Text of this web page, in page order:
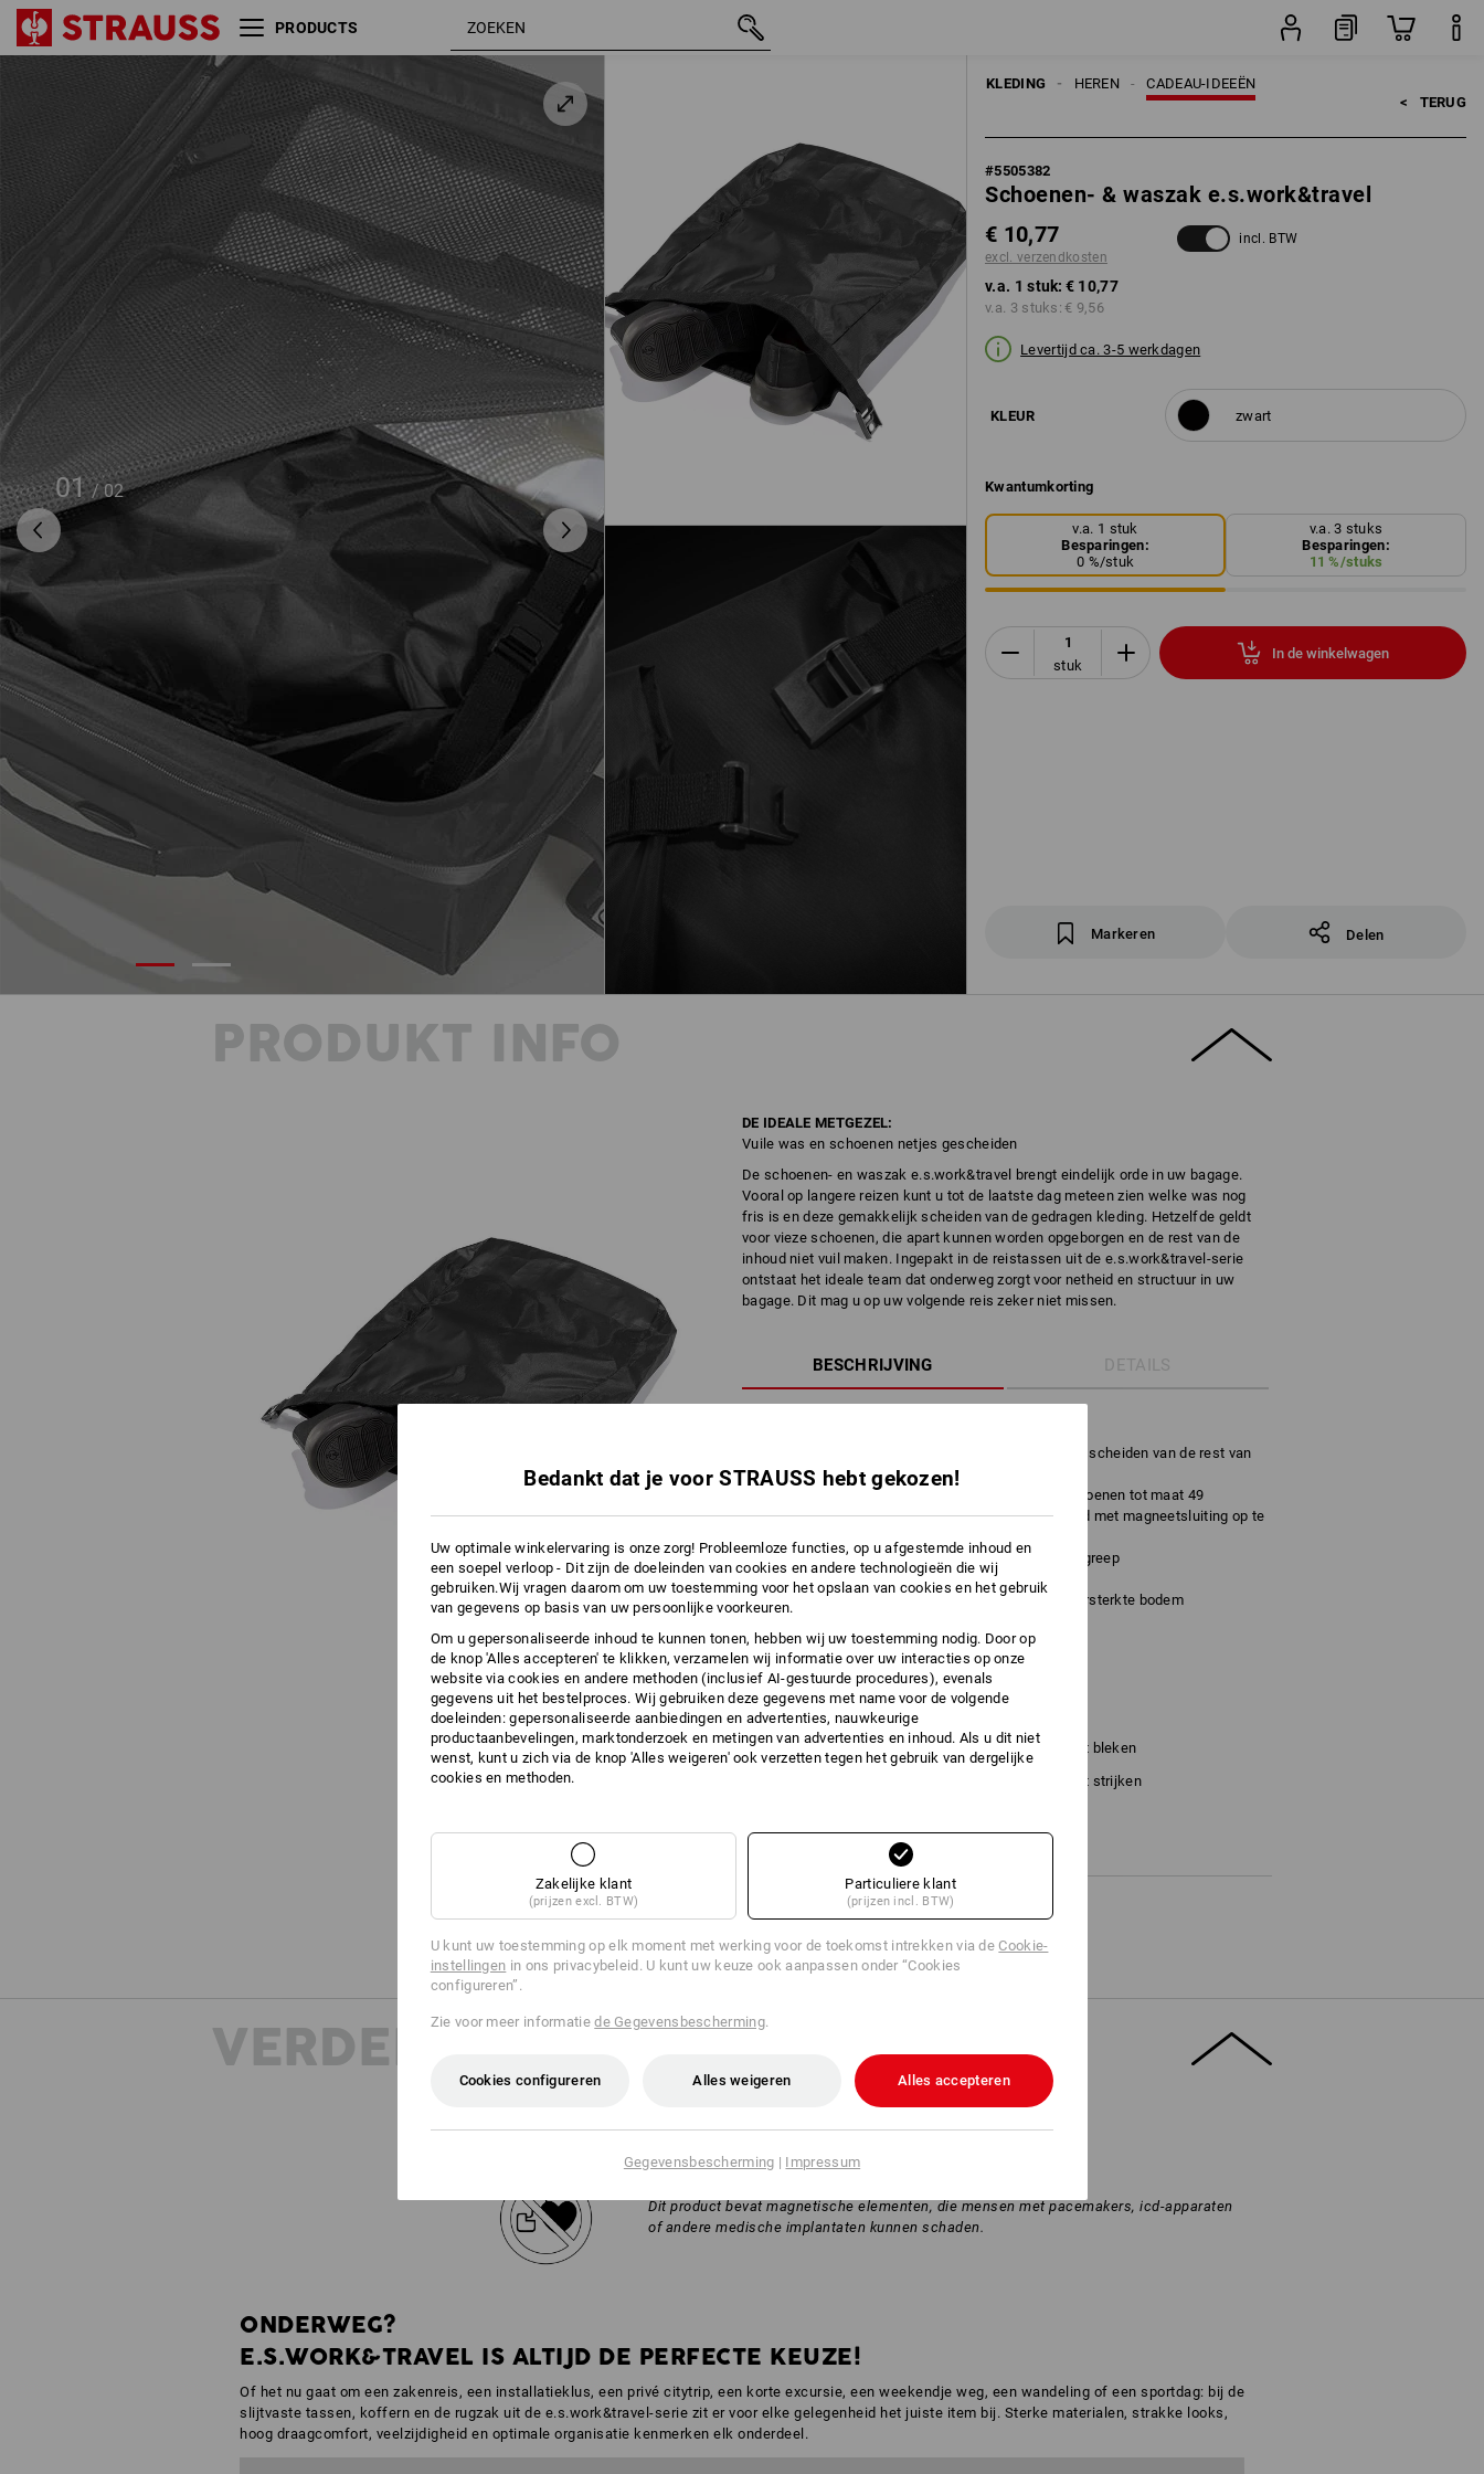
PRODUCTS
01 / 02
KLEDING CADEAU-IDEEËN
HEREN
< TERUG
#5505382
Schoenen- & waszak e.s.work&travel
€ 10,77
excl. verzendkosten
incl. BTW
v.a. 1 stuk: € 10,77
v.a. 3 stuks: € 9,56
Levertijd ca. 3-5 werkdagen
KLEUR zwart
Kwantumkorting
v.a. 1 stuk
Besparingen:
0 %/stuk
v.a. 3 stuks
Besparingen:
11 %/stuks
stuk
In de winkelwagen
Markeren Delen
Schoenen- & waszak
e.s.work&travel
zwart € 10,77
PRODUKT INFO
DE IDEALE METGEZEL:
Vuile was en schoenen netjes gescheiden
De schoenen- en waszak e.s.work&travel brengt eindelijk orde in uw bagage.
Vooral op langere reizen kunt u tot de laatste dag meteen zien welke was nog
fris is en deze gemakkelijk scheiden van de gedragen kleding. Hetzelfde geldt
voor vieze schoenen, die apart kunnen worden opgeborgen en de rest van de
inhoud niet vuil maken. Ingepakt in de reistassen uit de e.s.work&travel-serie
ontstaat het ideale team dat onderweg zorgt voor netheid en structuur in uw
bagage. Dit mag u op uw volgende reis zeker niet missen.
BESCHRIJVING DETAILS
ideaal om op reis gebruikte of natte kleding te scheiden van de rest van
uw bagage
biedt ook ruimte voor vlakke en hoge werkschoenen tot maat 49
afhankelijk van het vulniveau ruimtebesparend met magneetsluiting op te
de sluiting kan ook worden gebruikt als draaggreep
perfecte aanvulling voor de bagage
waterafstotend bovenmateriaal, polyamide versterkte bodem
Materiaal:
Bovenmateriaal 100% Polyamide
Wasvoorschrift:
Niet wassen
Niet bleken
Niet strijken
VERDERE INFORMATIE
Dit product bevat magnetische elementen, die mensen met pacemakers, icd-apparaten
of andere medische implantaten kunnen schaden.
ONDERWEG?
E.S.WORK&TRAVEL IS ALTIJD DE PERFECTE KEUZE!
Of het nu gaat om een zakenreis, een installatieklus, een privé citytrip, een korte excursie, een weekendje weg, een wandeling of een sportdag: bij de
slijtvaste tassen, koffern en de rugzak uit de e.s.work&travel-serie zit er voor elke gelegenheid het juiste item bij. Sterke materialen, strakke looks,
hoog draagcomfort, veelzijdigheid en optimale organisatie kenmerken elk onderdeel.
Bedankt dat je voor STRAUSS hebt gekozen!
Uw optimale winkelervaring is onze zorg! Probleemloze functies, op u afgestemde inhoud en
een soepel verloop - Dit zijn de doeleinden van cookies en andere technologieën die wij
gebruiken.Wij vragen daarom om uw toestemming voor het opslaan van cookies en het gebruik
van gegevens op basis van uw persoonlijke voorkeuren.
Om u gepersonaliseerde inhoud te kunnen tonen, hebben wij uw toestemming nodig. Door op
de knop 'Alles accepteren' te klikken, verzamelen wij informatie over uw interacties op onze
website via cookies en andere methoden (inclusief AI-gestuurde procedures), evenals
gegevens uit het bestelproces. Wij gebruiken deze gegevens met name voor de volgende
doeleinden: gepersonaliseerde aanbiedingen en advertenties, nauwkeurige
productaanbevelingen, marktonderzoek en metingen van advertenties en inhoud. Als u dit niet
wenst, kunt u zich via de knop 'Alles weigeren' ook verzetten tegen het gebruik van dergelijke
cookies en methoden.
Zakelijke klant
(prijzen excl. BTW)
Particuliere klant
(prijzen incl. BTW)
U kunt uw toestemming op elk moment met werking voor de toekomst intrekken via deCookie-
instellingen in ons privacybeleid. U kunt uw keuze ook aanpassen onder “Cookies
configureren”.
Zie voor meer informatiede Gegevensbescherming.
Cookies configureren Alles weigeren Alles accepteren
Gegevensbescherming | Impressum